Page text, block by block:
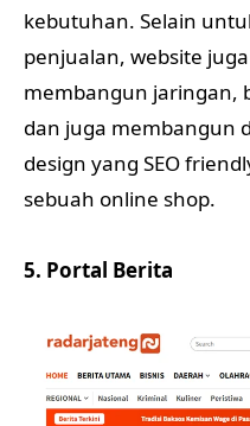
kebutuhan. Selain
penjualan, website
membangun jaringan,
dan juga membangun
design yang SEO
sebuah online shop.
5. Portal Berita